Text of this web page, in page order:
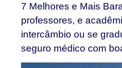
7 Melhores e Mais
professores, e
intercâmbio ou se
seguro médico com